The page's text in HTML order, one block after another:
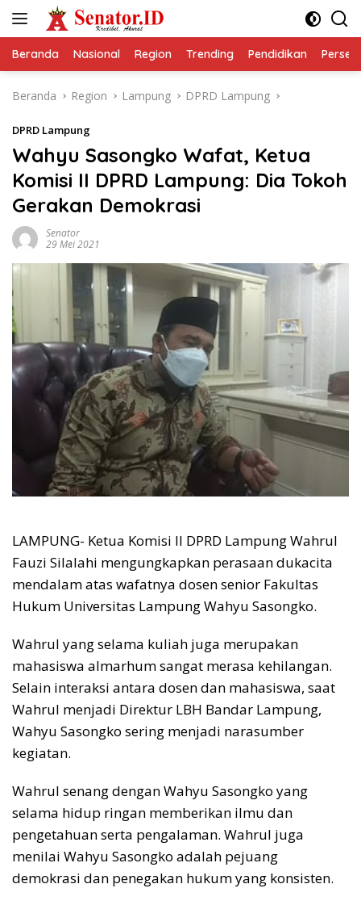
Beranda Nasional Region Trending Pendidikan
Beranda Region Lampung DPRD Lampung
DPRD Lampung
Wahyu Sasongko Wafat, Ketua
Komisi II DPRD Lampung: Dia Tokoh
Gerakan Demokrasi
Senator
29 Mei 2021
LAMPUNG- Ketua Komisi II DPRD Lampung Wahrul
Fauzi Silalahi mengungkapkan perasaan dukacita
mendalam atas wafatnya dosen senior Fakultas
Hukum Universitas Lampung Wahyu Sasongko.
Wahrul yang selama kuliah juga merupakan
mahasiswa almarhum sangat merasa kehilangan.
Selain interaksi antara dosen dan mahasiswa, saat
Wahrul menjadi Direktur LBH Bandar Lampung,
Wahyu Sasongko sering menjadi narasumber
kegiatan.
Wahrul senang dengan Wahyu Sasongko yang
selama hidup ringan memberikan ilmu dan
pengetahuan serta pengalaman. Wahrul juga
menilai Wahyu Sasongko adalah pejuang
demokrasi dan penegakan hukum yang konsisten.